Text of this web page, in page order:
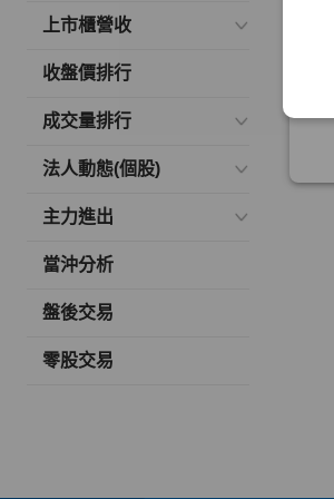
上市櫃營收
收盤價排行
成交量排行
法人動態(個股)
主力進出
當沖分析
盤後交易
零股交易